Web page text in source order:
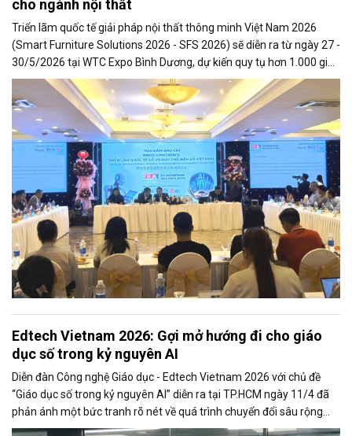
cho ngành nội thất
Triển lãm quốc tế giải pháp nội thất thông minh Việt Nam 2026
(Smart Furniture Solutions 2026 - SFS 2026) sẽ diễn ra từ ngày 27 -
30/5/2026 tại WTC Expo Bình Dương, dự kiến quy tụ hơn 1.000 gian
hàng công nghệ cùng khoảng 10.000 lượt khách tham quan
chuyên ngành trong và ngoài nước.
Edtech Vietnam 2026: Gợi mở hướng đi cho giáo
dục số trong kỷ nguyên AI
Diễn đàn Công nghệ Giáo dục - Edtech Vietnam 2026 với chủ đề
“Giáo dục số trong kỷ nguyên AI” diễn ra tại TP.HCM ngày 11/4 đã
phản ánh một bức tranh rõ nét về quá trình chuyển đổi sâu rộng
của giáo dục đại học trong kỷ nguyên số, nơi công nghệ, dữ liệu và